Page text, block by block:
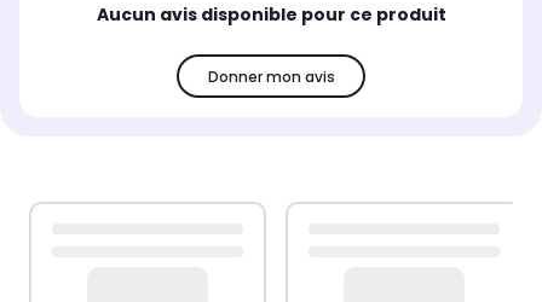
Aucun avis disponible pour ce produit
Donner mon avis